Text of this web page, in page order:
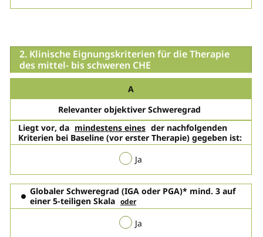
2. Klinische Eignungskriterien für die Therapie
des mittel- bis schweren CHE
A
Relevanter objektiver Schweregrad
Liegt vor, da mindestens eines der nachfolgenden
Kriterien bei Baseline (vor erster Therapie) gegeben ist:
Ja
Globaler Schweregrad (IGA oder PGA)* mind. 3 auf
einer 5-teiligen Skala oder
Ja